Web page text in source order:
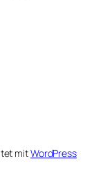
mitWordPress